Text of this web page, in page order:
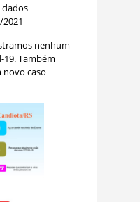
nenhum
Também
caso